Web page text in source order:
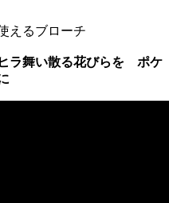
えるブローチ
ラ舞い散る花びらを ポケ